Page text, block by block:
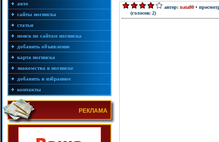
авто
сайты ногинска
статьи
поиск по сайтам ногинска
добавить объявление
карта ногинска
знакомства в ногинске
добавить в избранное
контакты
РЕКЛАМА
(голосов: 2)
автор: nata80•